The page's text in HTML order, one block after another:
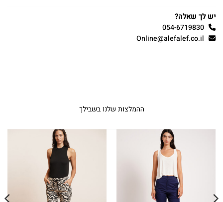
יש לך שאלה?
054-6719830
Online@alefalef.co.il
ההמלצות שלנו בשבילך